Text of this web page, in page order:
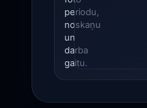
periodu,
noskaņu
un
darba
gaitu.